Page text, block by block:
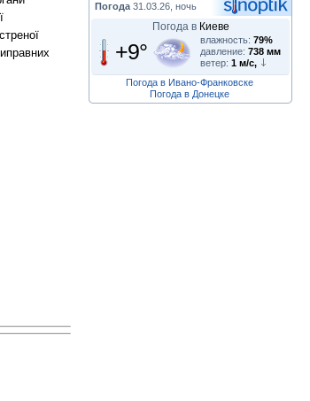
Погода 31.03.26, ночь
Погода в Киеве
+9° влажность: 79%
давление: 738 мм
ветер: 1 м/с,
Погода в Ивано-Франковске
Погода в Донецке